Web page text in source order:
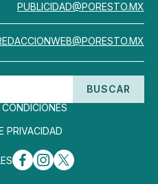
PUBLICIDAD@PORESTO.MX
BUSCAR
PRIVACIDAD